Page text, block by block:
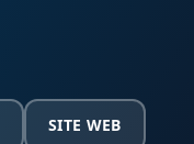
SITE WEB